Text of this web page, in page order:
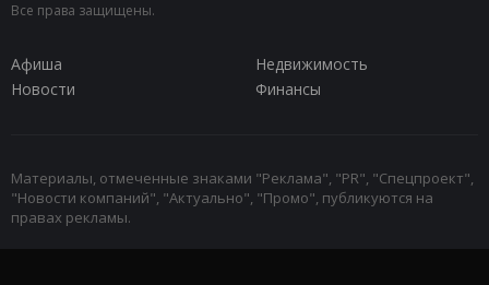
Все права защищены.
Афиша
Недвижимость
Новости
Финансы
Материалы, отмеченные знаками "Реклама", "PR", "Спецпроект",
"Новости компаний", "Актуально", "Промо", публикуются на
правах рекламы.